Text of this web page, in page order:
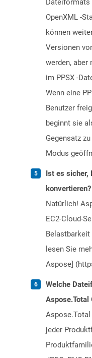
Dateiformats
OpenXML -
können
Versionen
werden, aber
im PPSX -
Wenn eine
Benutzer
beginnt sie
Gegensatz
Modus
Ist es sicher,
konvertieren?
Natürlich!
EC2-Cloud-
lesen Sie
Aspose]
Welche
Aspose.Total
jeder